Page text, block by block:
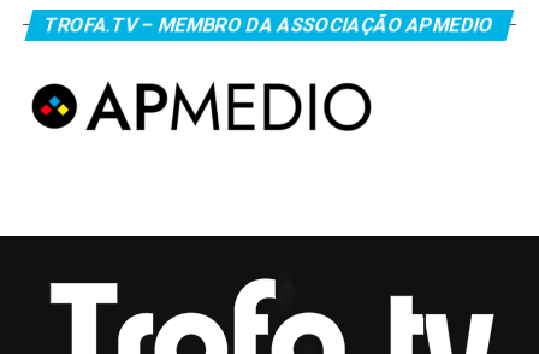
TROFA.TV – MEMBRO DA ASSOCIAÇÃO APMEDIO